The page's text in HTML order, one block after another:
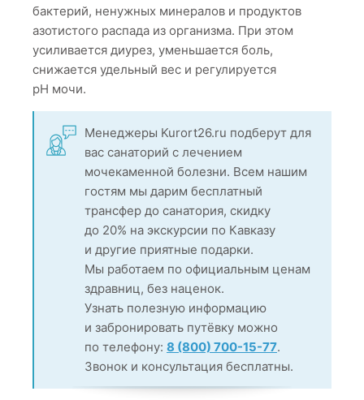
бактерий, ненужных минералов и продуктов
азотистого распада из организма. При этом
усиливается диурез, уменьшается боль,
снижается удельный вес и регулируется
pH мочи.
Менеджеры Kurort26.ru подберут для
вас санаторий с лечением
мочекаменной болезни. Всем нашим
гостям мы дарим бесплатный
трансфер до санатория, скидку
до 20% на экскурсии по Кавказу
и другие приятные подарки.
Мы работаем по официальным ценам
здравниц, без наценок.
Узнать полезную информацию
и забронировать путёвку можно
по телефону: 8 (800) 700-15-77.
Звонок и консультация бесплатны.